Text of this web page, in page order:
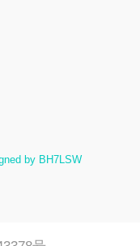
by BH7LSW